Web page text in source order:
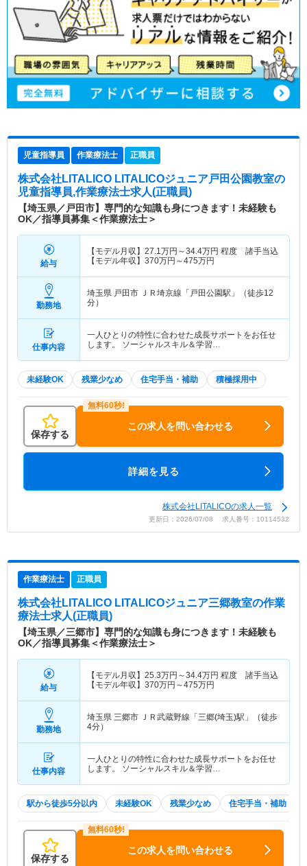
児童指導員 作業療法士 正職員
株式会社LITALICO LITALICOジュニア戸田公園教室の
児童指導員,作業療法士求人(正職員)
【埼玉県／戸田市】専門的な知識も身につきます！未経験も
OK／指導員募集＜作業療法士＞
給与
【モデル月収】 27.1万円～34.4万円 程度 諸手当込
【モデル年収】 370万円～475万円
勤務地
埼玉県 戸田市 ＪＲ埼京線「戸田公園駅」（徒歩12
分）
仕事内容
一人ひとりの特性に合わせた成長サポートをお任せ
します。 ソーシャルスキル＆学習…
未経験OK 残業少なめ 住宅手当・補助 積極採用中
保存する
この求人を問い合わせる
詳細を見る
株式会社LITALICOの求人一覧
更新日：2026/07/08 求人番号：10114532
作業療法士 正職員
株式会社LITALICO LITALICOジュニア三郷教室の作業
療法士求人(正職員)
【埼玉県／三郷市】専門的な知識も身につきます！未経験も
OK／指導員募集＜作業療法士＞
給与
【モデル月収】 25.3万円～34.4万円 程度 諸手当込
【モデル年収】 370万円～475万円
勤務地
埼玉県 三郷市 ＪＲ武蔵野線「三郷(埼玉)駅」（徒歩
4分）
仕事内容
一人ひとりの特性に合わせた成長サポートをお任せ
します。 ソーシャルスキル＆学習…
駅から徒歩5分以内 未経験OK 残業少なめ 住宅手当・補助
保存する
この求人を問い合わせる